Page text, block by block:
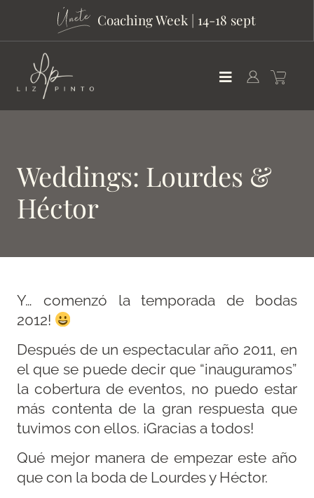
Coaching Week | 14-18 sept
Weddings: Lourdes &
Héctor
Y… comenzó la temporada de bodas
2012!
Después de un espectacular año 2011, en
el que se puede decir que “inauguramos”
la cobertura de eventos, no puedo estar
más contenta de la gran respuesta que
tuvimos con ellos. ¡Gracias a todos!
Qué mejor manera de empezar este año
que con la boda de Lourdes y Héctor.